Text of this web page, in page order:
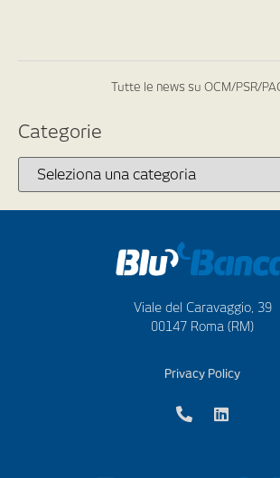
Tutte le news su OCM/PSR/
Categorie
Viale del Caravaggio, 39
00147 Roma (RM)
Privacy Policy